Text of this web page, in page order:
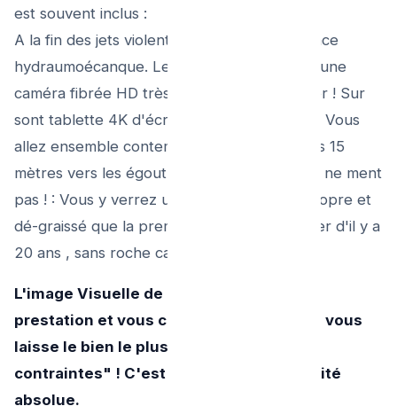
est souvent inclus :
A la fin des jets violents de nettoyage de lance
hydraumoécanque. Le déboucheur pousse une
caméra fibrée HD très lumineuse sous l'évier ! Sur
sont tablette 4K d'écran posée en terrasse: Vous
allez ensemble contempler "la descente des 15
mètres vers les égout du pavées!". L 'image ne ment
pas ! : Vous y verrez un PVC Blanc, aussi propre et
dé-graissé que la première heure du chantier d'il y a
20 ans , sans roche calcaire sur la lisière !
L'image Visuelle de l'instant T cloture la
prestation et vous certifie "que l'artisan vous
laisse le bien le plus sain possible des
contraintes" ! C'est la garantie de sérénité
absolue.